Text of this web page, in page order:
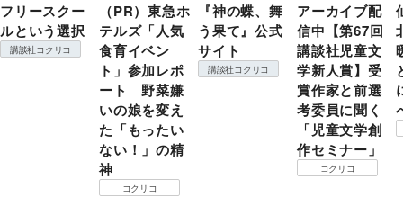
フリースクー
ルという選択
講談社コクリコ
（PR）東急ホ
テルズ「人気
食育イベン
ト」参加レポ
ート 野菜嫌
いの娘を変え
た「もったい
ない！」の精
神
コクリコ
『神の蝶、舞
う果て』公式
サイト
講談社コクリコ
アーカイブ配
信中【第67回
講談社児童文
学新人賞】受
賞作家と前選
考委員に聞く
「児童文学創
作セミナー」
コクリコ